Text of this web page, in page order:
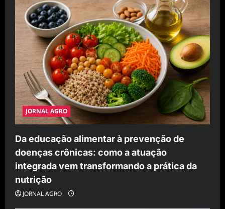
JORNAL AGRO
Da educação alimentar à prevenção de
doenças crônicas: como a atuação
integrada vem transformando a prática da
nutrição
JORNAL AGRO